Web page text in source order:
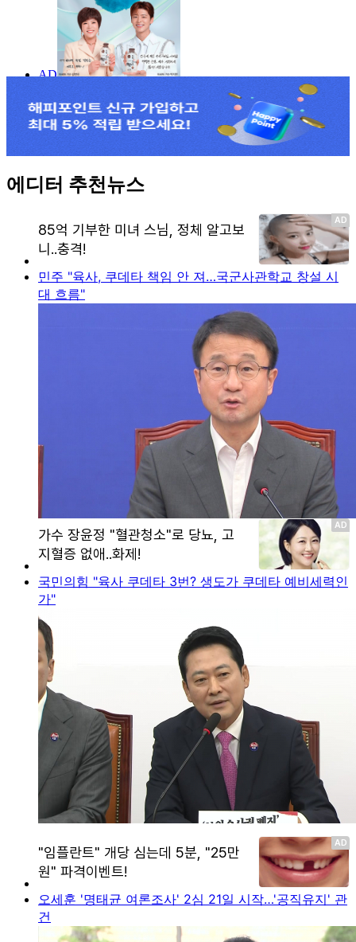
에디터 추천뉴스
민주 "육사, 쿠데타 책임 안 져…국군사관학교 창설 시
대 흐름"
국민의힘 "육사 쿠데타 3번? 생도가 쿠데타 예비세력인
가"
오세훈 '명태균 여론조사' 2심 21일 시작…'공직유지' 관
건